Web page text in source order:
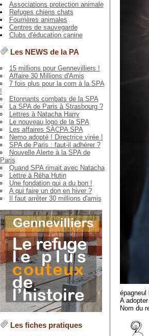
Associations protection animale
Refuges chiens chats
Fourrières animales
Centres de sauvegarde
Clubs d'éducation canine
Les NEWS de la PA
15 millions pour Gennevilliers !
Affaire 30 Millions d'Amis
7 fois plus pour la com à la SPA
!
Etonnants combats de la SPA
La SPA de Paris à Strasbourg ?
Lettres à Natacha Harry
Le nouveau logo de la SPA
Les affaires SACPA SPA
Nemo adopté ! Directrice virée !
SPA de Paris : faut-il adhérer ?
Nouvelle Alerte à la SPA de
Paris
Quand SPA rimait avec Natacha
Lettre à Réha Hutin
Une fondation qui a du bon !
A qui faire un don en hiver ?
Il faut arrêter 30 millions d'amis
Les fiches pratiques
épagneul
A
Nom du